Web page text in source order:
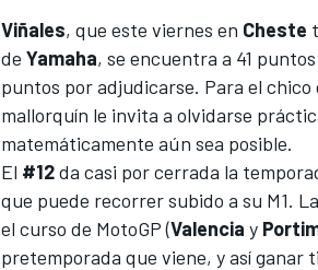
Viñales, que este viernes en Cheste
de Yamaha, se encuentra a 41
puntos por adjudicarse. Para el chico
mallorquín le invita a olvidarse
matemáticamente aún sea posible.
El #12da casi por cerrada la
que puede recorrer subido a su M1.
el curso de MotoGP(Valencia y
pretemporada que viene, y así ganar